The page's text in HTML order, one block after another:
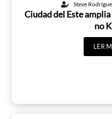
Steve
Ciudad del Este
no
LER